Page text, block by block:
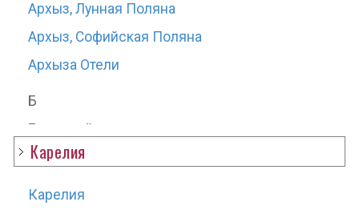
З
Залукокоаже
И
Исламей
К
Архыз, Лунная Поляна
Архыз, Софийская Поляна
Архыза Отели
Б
Бесленей
В
Важное
Карелия
Карелия